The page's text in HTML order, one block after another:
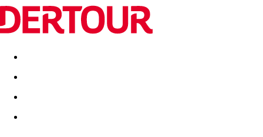
Destinatii Vacanta perfecta OFERTE DE NERATAT